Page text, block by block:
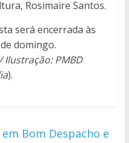
Rosimaire Santos.
será encerrada às
domingo.
Ilustração: PMBD
).
Bom Despacho e